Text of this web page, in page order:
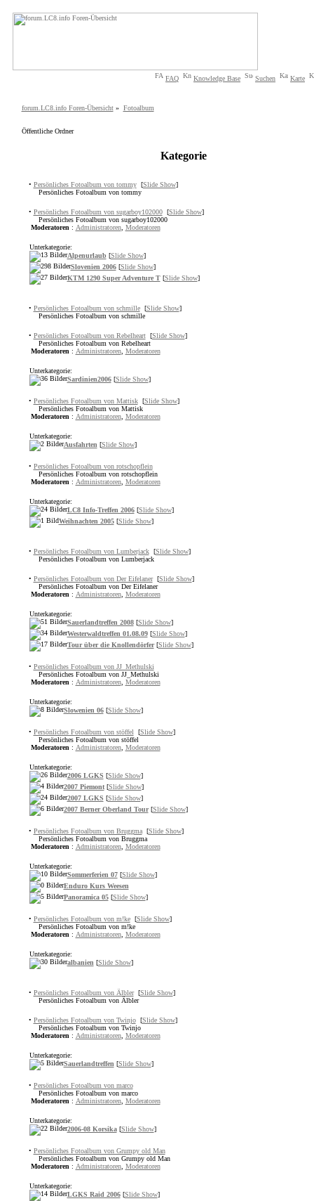
FAQ Knowledge Base Suchen Karte
forum.LC8.info Foren-Übersicht» Fotoalbum
Öffentliche Ordner
Kategorie
• Persönliches Fotoalbum von tommy [Slide Show]
Persönliches Fotoalbum von tommy
• Persönliches Fotoalbum von sugarboy102000 [Slide Show]
Persönliches Fotoalbum von sugarboy102000
Moderatoren : Administratoren, Moderatoren
Unterkategorie:
Alpenurlaub [Slide Show]
Slovenien 2006[Slide Show]
KTM 1290 Super Adventure T[Slide Show]
• Persönliches Fotoalbum von schmille [Slide Show]
Persönliches Fotoalbum von schmille
• Persönliches Fotoalbum von Rebelheart [Slide Show]
Persönliches Fotoalbum von Rebelheart
Moderatoren : Administratoren, Moderatoren
Unterkategorie:
Sardinien2006[Slide Show]
• Persönliches Fotoalbum von Mattisk [Slide Show]
Persönliches Fotoalbum von Mattisk
Moderatoren : Administratoren, Moderatoren
Unterkategorie:
Ausfahrten[Slide Show]
• Persönliches Fotoalbum von rotschopflein
Persönliches Fotoalbum von rotschopflein
Moderatoren : Administratoren, Moderatoren
Unterkategorie:
LC8 Info-Treffen 2006[Slide Show]
Weihnachten 2005[Slide Show]
• Persönliches Fotoalbum von Lumberjack [Slide Show]
Persönliches Fotoalbum von Lumberjack
• Persönliches Fotoalbum von Der Eifelaner [Slide Show]
Persönliches Fotoalbum von Der Eifelaner
Moderatoren : Administratoren, Moderatoren
Unterkategorie:
Sauerlandtreffen 2008[Slide Show]
Westerwaldtreffen 01.08.09[Slide Show]
Tour über die Knollendörfer[Slide Show]
• Persönliches Fotoalbum von JJ_Methulski
Persönliches Fotoalbum von JJ_Methulski
Moderatoren : Administratoren, Moderatoren
Unterkategorie:
Slowenien 06[Slide Show]
• Persönliches Fotoalbum von stöffel [Slide Show]
Persönliches Fotoalbum von stöffel
Moderatoren : Administratoren, Moderatoren
Unterkategorie:
2006 LGKS [Slide Show]
2007 Piemont[Slide Show]
2007 LGKS [Slide Show]
2007 Berner Oberland Tour[Slide Show]
• Persönliches Fotoalbum von Bruggma [Slide Show]
Persönliches Fotoalbum von Bruggma
Moderatoren : Administratoren, Moderatoren
Unterkategorie:
Sommerferien 07[Slide Show]
Enduro Kurs Weesen
Panoramica 05[Slide Show]
• Persönliches Fotoalbum von m!ke [Slide Show]
Persönliches Fotoalbum von m!ke
Moderatoren : Administratoren, Moderatoren
Unterkategorie:
albanien[Slide Show]
• Persönliches Fotoalbum von Älbler [Slide Show]
Persönliches Fotoalbum von Älbler
• Persönliches Fotoalbum von Twinjo [Slide Show]
Persönliches Fotoalbum von Twinjo
Moderatoren : Administratoren, Moderatoren
Unterkategorie:
Sauerlandtreffen[Slide Show]
• Persönliches Fotoalbum von marco
Persönliches Fotoalbum von marco
Moderatoren : Administratoren, Moderatoren
Unterkategorie:
2006-08 Korsika[Slide Show]
• Persönliches Fotoalbum von Grumpy old Man
Persönliches Fotoalbum von Grumpy old Man
Moderatoren : Administratoren, Moderatoren
Unterkategorie:
LGKS Raid 2006[Slide Show]